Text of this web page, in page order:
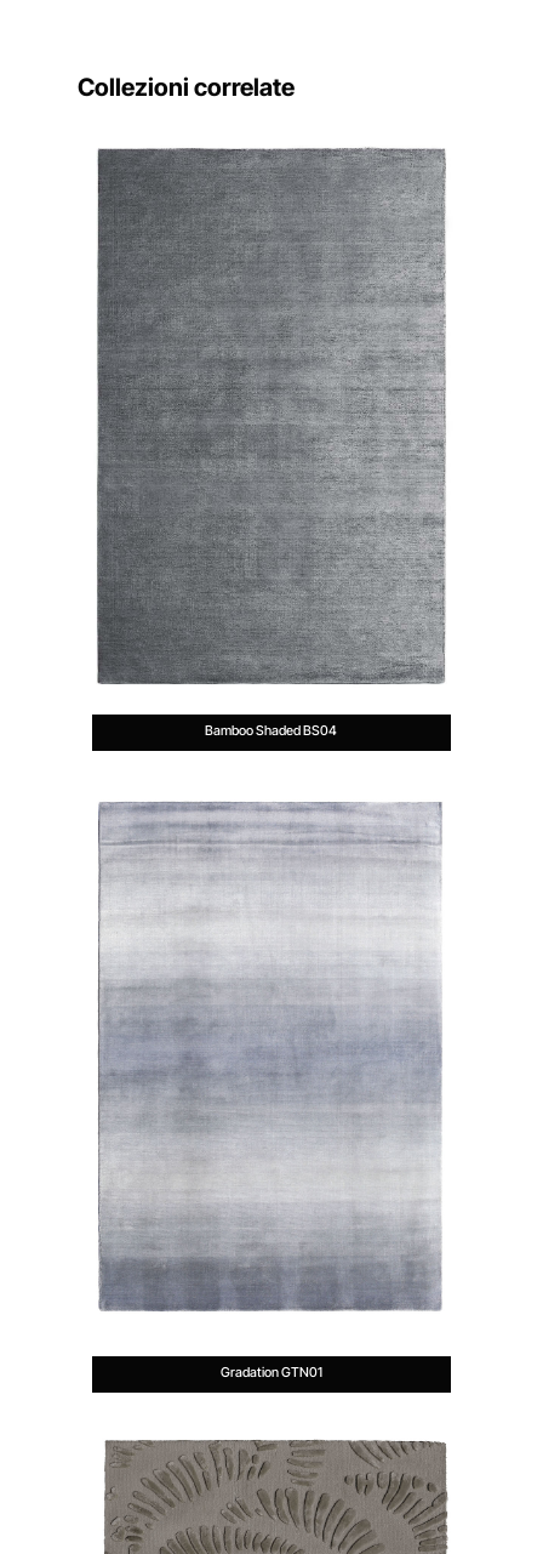
Collezioni correlate
Bamboo Shaded BS04
Gradation GTN01